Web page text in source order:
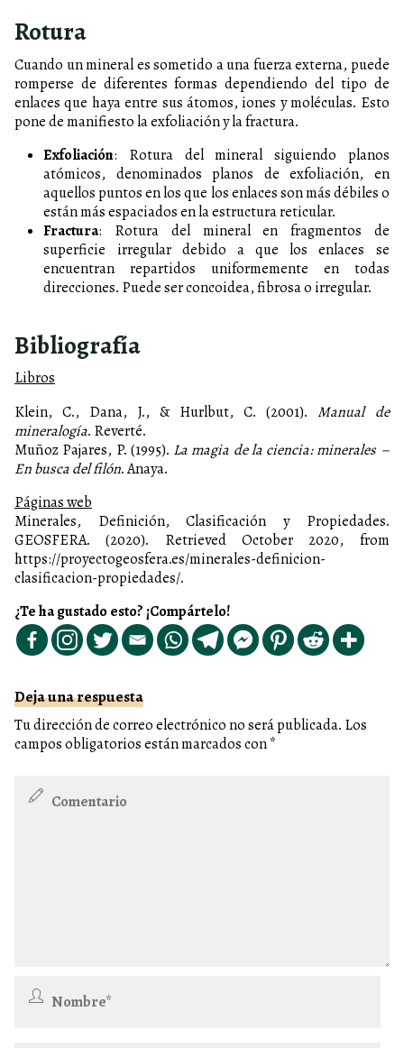
Rotura
Cuando un mineral es sometido a una fuerza externa, puede
romperse de diferentes formas dependiendo del tipo de
enlaces que haya entre sus átomos, iones y moléculas. Esto
pone de manifiesto la exfoliación y la fractura.
Exfoliación: Rotura del mineral siguiendo planos
atómicos, denominados planos de exfoliación, en
aquellos puntos en los que los enlaces son más débiles o
están más espaciados en la estructura reticular.
Fractura: Rotura del mineral en fragmentos de
superficie irregular debido a que los enlaces se
encuentran repartidos uniformemente en todas
direcciones. Puede ser concoidea, fibrosa o irregular.
Bibliografía
Libros
Klein, C., Dana, J., & Hurlbut, C. (2001). Manual de
mineralogía. Reverté.
Muñoz Pajares, P. (1995). La magia de la ciencia: minerales –
En busca del filón. Anaya.
Páginas web
Minerales, Definición, Clasificación y Propiedades.
GEOSFERA. (2020). Retrieved October 2020, from
https://proyectogeosfera.es/minerales-definicion-
clasificacion-propiedades/.
¿Te ha gustado esto? ¡Compártelo!
Deja una respuesta
Tu dirección de correo electrónico no será publicada. Los
campos obligatorios están marcados con*